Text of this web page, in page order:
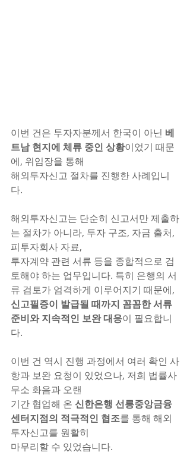
이번 건은 투자자분께서 한국이 아닌 베
트남 현지에 체류 중인 상황이었기 때문
에, 위임장을 통해
해외투자신고 절차를 진행한 사례입니
다.
해외투자신고는 단순히 신고서만 제출하
는 절차가 아니라, 투자 구조, 자금 출처,
피투자회사 자료,
투자계약 관련 서류 등을 종합적으로 검
토해야 하는 업무입니다. 특히 은행의 서
류 검토가 엄격하게 이루어지기 때문에,
신고필증이 발급될 때까지 꼼꼼한 서류
준비와 지속적인 보완 대응이 필요합니
다.
이번 건 역시 진행 과정에서 여러 확인 사
항과 보완 요청이 있었으나, 저희 법률사
무소 화음과 오랜
기간 협업해 온 신한은행 선릉중앙금융
센터지점의 적극적인 협조를 통해 해외
투자신고를 원활히
마무리할 수 있었습니다.